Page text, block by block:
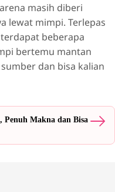
masih diberi
lewat mimpi. Terlepas
beberapa
bertemu mantan
dan bisa kalian
Makna dan Bisa